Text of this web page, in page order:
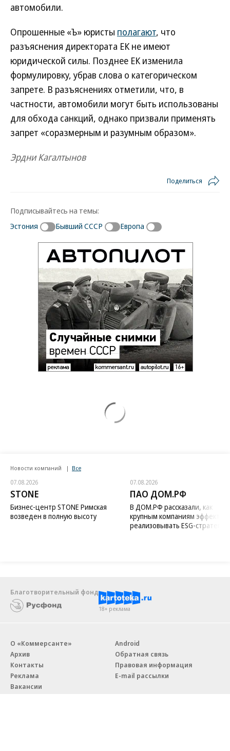
автомобили.
Опрошенные «Ъ» юристы полагают, что
разъяснения директората ЕК не имеют
юридической силы. Позднее ЕК изменила
формулировку, убрав слова о категорическом
запрете. В разъяснениях отметили, что, в
частности, автомобили могут быть использованы
для обхода санкций, однако призвали применять
запрет «соразмерным и разумным образом».
Эрдни Кагалтынов
Поделиться
Подписывайтесь на темы:
Эстония
Бывший СССР Европа
Новости партнеров
ВСУ точно получат десятки тысяч новых
солдат
Путин озвучил итоговый план СВО
Зеленский неожиданно высказался о
возвращении Крыма
Заставим раскаяться: союзник России
дал грозное обещание
Новости компаний
07.08.2026
возведен в полную высоту
07.08.2026
В ДОМ.РФ рассказали, как
крупным компаниям
реализовывать ESG-стратегию